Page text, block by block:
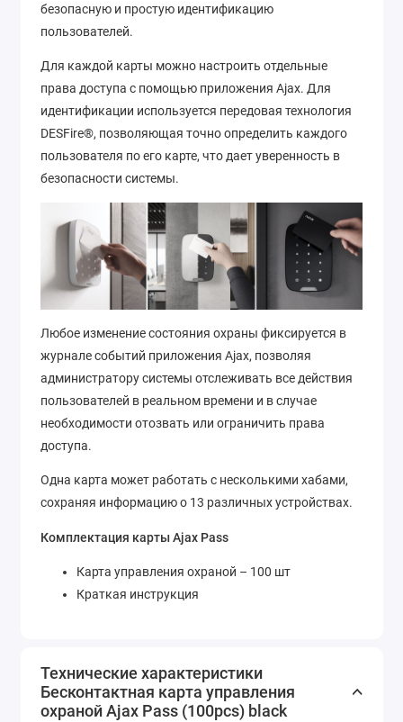
безопасную и простую идентификацию
пользователей.
Для каждой карты можно настроить отдельные
права доступа с помощью приложения Ajax. Для
идентификации используется передовая технология
DESFire®, позволяющая точно определить каждого
пользователя по его карте, что дает уверенность в
безопасности системы.
Любое изменение состояния охраны фиксируется в
журнале событий приложения Ajax, позволяя
администратору системы отслеживать все действия
пользователей в реальном времени и в случае
необходимости отозвать или ограничить права
доступа.
Одна карта может работать с несколькими хабами,
сохраняя информацию о 13 различных устройствах.
Комплектация карты Ajax Pass
Карта управления охраной – 100 шт
Краткая инструкция
Технические характеристики
Бесконтактная карта управления
охраной Ajax Pass (100pcs) black